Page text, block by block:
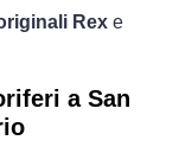
Rex e
a San